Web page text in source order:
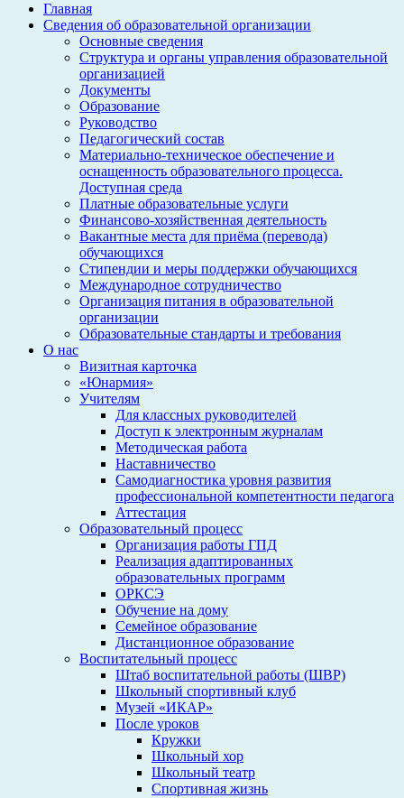
Главная
Сведения об образовательной организации
Основные сведения
Структура и органы управления образовательной
организацией
Документы
Образование
Руководство
Педагогический состав
Материально-техническое обеспечение и
оснащенность образовательного процесса.
Доступная среда
Платные образовательные услуги
Финансово-хозяйственная деятельность
Вакантные места для приёма (перевода)
обучающихся
Стипендии и меры поддержки обучающихся
Международное сотрудничество
Организация питания в образовательной
организации
Образовательные стандарты и требования
О нас
Визитная карточка
«Юнармия»
Учителям
Для классных руководителей
Доступ к электронным журналам
Методическая работа
Наставничество
Самодиагностика уровня развития
профессиональной компетентности педагога
Аттестация
Образовательный процесс
Организация работы ГПД
Реализация адаптированных
образовательных программ
ОРКСЭ
Обучение на дому
Семейное образование
Дистанционное образование
Воспитательный процесс
Штаб воспитательной работы (ШВР)
Школьный спортивный клуб
Музей «ИКАР»
После уроков
Кружки
Школьный хор
Школьный театр
Спортивная жизнь